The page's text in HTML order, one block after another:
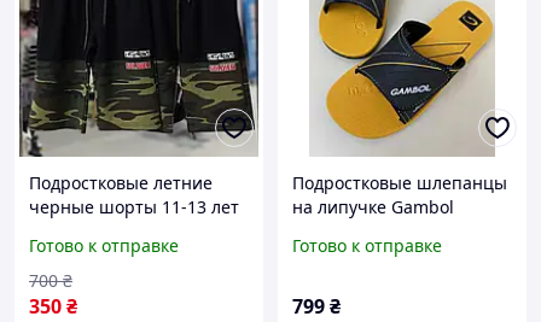
Подростковые летние
черные шорты 11-13 лет
худенького мальчика,
детские хлопковые
шорты на резинке
Готово к отправке
350₴
700 ₴
Подростковые шлепанцы
на липучке Gambol
резиновые на подростка
Готово к отправке
799₴